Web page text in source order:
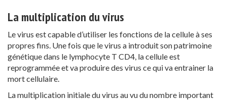
La multiplication du virus
Le virus est capable d’utiliser les fonctions de la cellule à ses
propres fins. Une fois que le virus a introduit son patrimoine
génétique dans le lymphocyte T CD4, la cellule est
reprogrammée et va produire des virus ce qui va entrainer la
mort cellulaire.
La multiplication initiale du virus au vu du nombre important